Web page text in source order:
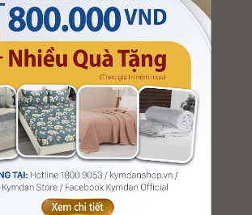
lý Kymdan – DŨNG SANG tại
2, TT. Khe Sanh, H. Hướng
(cách giao lộ Lê Lợi – Nguyễn
DŨNG SANG tại đường Lê Lợi,
Sanh, H. Hướng Hóa, T. Quảng Trị
ngày 10/01/2018